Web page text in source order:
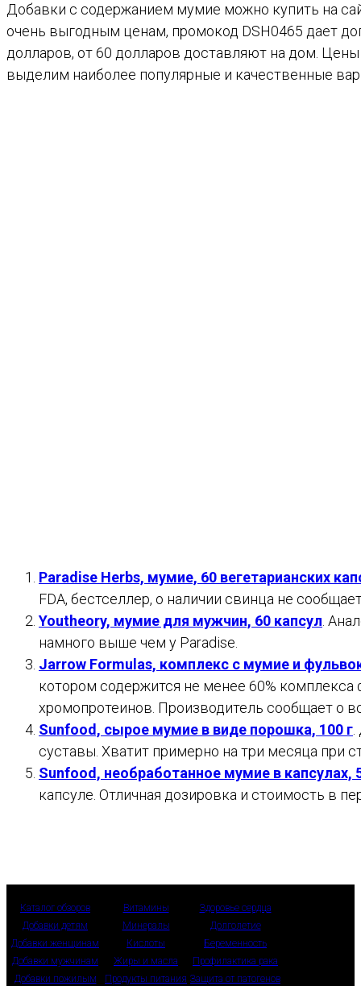
Добавки с содержанием мумие можно купить на
очень выгодным ценам, промокод DSH0465 дает
долларов, от 60 долларов доставляют на дом.
выделим наиболее популярные и качественные
Paradise Herbs, мумие, 60 вегетарианских
FDA, бестселлер, о наличии свинца не
Youtheory, мумие для мужчин, 60 капсул .
намного выше чем у Paradise.
Jarrow Formulas, комплекс с мумие и
котором содержится не менее 60%
хромопротеинов. Производитель сообщает о
Sunfood, сырое мумие в виде порошка, 100 г
суставы. Хватит примерно на три месяца при
Sunfood, необработанное мумие в капсулах,
капсуле. Отличная дозировка и стоимость в
Каталог обзоров
Добавки детям
Добавки женщинам
Добавки мужчинам
Добавки пожилым
Витамины
Минералы
Кислоты
Жиры и масла
Продукты питания
Здоровье сердца
Долголетие
Беременность
Профилактика рака
Защита от патогенов